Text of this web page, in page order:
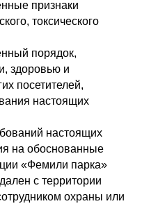
признаки
токсического
порядок,
здоровью и
посетителей,
настоящих
настоящих
на обоснованные
«Фемили парка»
с территории
охраны или